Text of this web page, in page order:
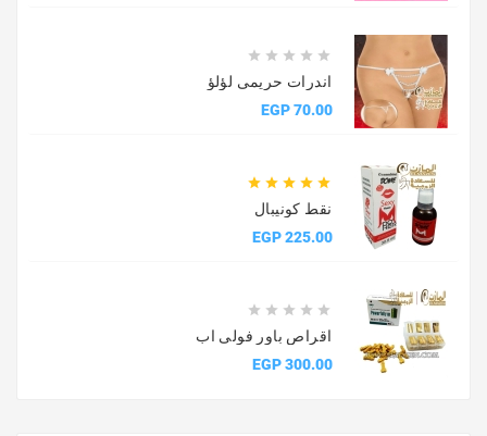





اندرات حريمى لؤلؤ
70.00 EGP





نقط كونيبال
225.00 EGP





اقراص باور فولى اب
300.00 EGP